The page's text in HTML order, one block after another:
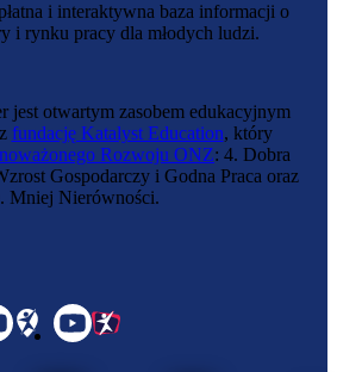
i interaktywna baza informacji o
i rynku pracy dla młodych ludzi.
jest otwartym zasobem edukacyjnym
fundację Katalyst Education, który
Rozwoju ONZ: 4. Dobra
Gospodarczy i Godna Praca oraz
Mniej Nierówności.